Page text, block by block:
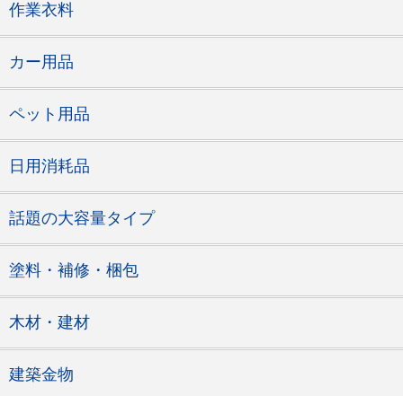
作業衣料
カー用品
ペット用品
日用消耗品
話題の大容量タイプ
塗料・補修・梱包
木材・建材
建築金物